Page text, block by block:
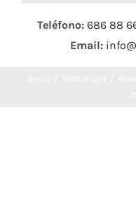
Teléfono: 686 88
Email: